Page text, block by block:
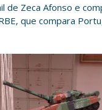
de Zeca Afonso e
que compara